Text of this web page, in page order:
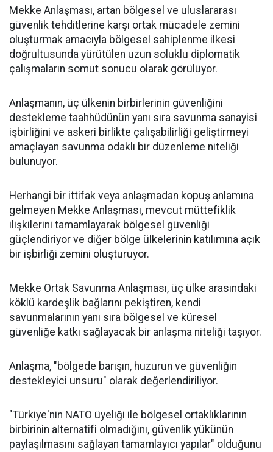
Mekke Anlaşması, artan bölgesel ve uluslararası
güvenlik tehditlerine karşı ortak mücadele zemini
oluşturmak amacıyla bölgesel sahiplenme ilkesi
doğrultusunda yürütülen uzun soluklu diplomatik
çalışmaların somut sonucu olarak görülüyor.
Anlaşmanın, üç ülkenin birbirlerinin güvenliğini
destekleme taahhüdünün yanı sıra savunma sanayisi
işbirliğini ve askeri birlikte çalışabilirliği geliştirmeyi
amaçlayan savunma odaklı bir düzenleme niteliği
bulunuyor.
Herhangi bir ittifak veya anlaşmadan kopuş anlamına
gelmeyen Mekke Anlaşması, mevcut müttefiklik
ilişkilerini tamamlayarak bölgesel güvenliği
güçlendiriyor ve diğer bölge ülkelerinin katılımına açık
bir işbirliği zemini oluşturuyor.
Mekke Ortak Savunma Anlaşması, üç ülke arasındaki
köklü kardeşlik bağlarını pekiştiren, kendi
savunmalarının yanı sıra bölgesel ve küresel
güvenliğe katkı sağlayacak bir anlaşma niteliği taşıyor.
Anlaşma, "bölgede barışın, huzurun ve güvenliğin
destekleyici unsuru" olarak değerlendiriliyor.
"Türkiye'nin NATO üyeliği ile bölgesel ortaklıklarının
birbirinin alternatifi olmadığını, güvenlik yükünün
paylaşılmasını sağlayan tamamlayıcı yapılar" olduğunu